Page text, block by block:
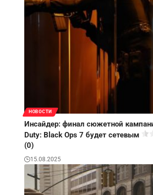
НОВОСТИ
Инсайдер: финал сюжетной
Duty: Black Ops 7 будет сетевым
(0)
15.08.2025